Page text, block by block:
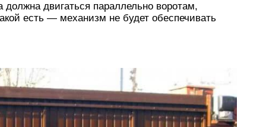
двигаться параллельно воротам,
есть — механизм не будет обеспечивать